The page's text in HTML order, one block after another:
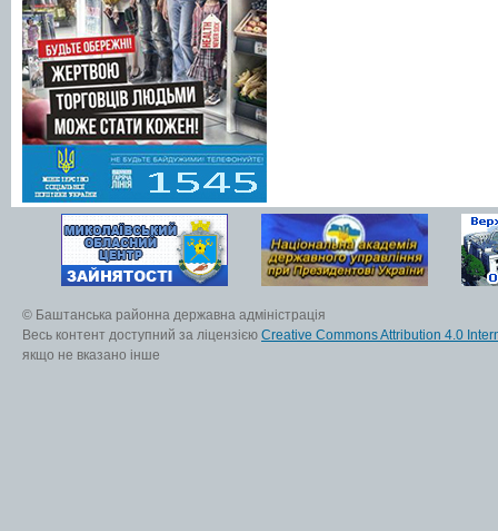
© Баштанська районна державна адміністрація
Весь контент доступний за ліцензією Creative Commons Attribution 4.0
якщо не вказано інше